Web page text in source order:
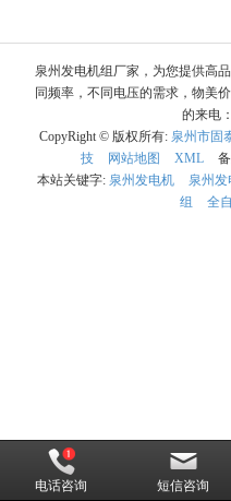
泉州发电机组厂家，为您提供高
同频率，不同电压的需求，物美
的来电
CopyRight © 版权所有: 泉州市固
技
网站地图 XML
本站关键字: 泉州发电机 泉州发
组
全
电话咨询 短信咨询